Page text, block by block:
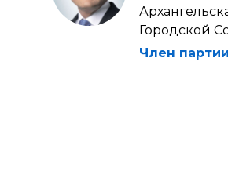
Городской
Член